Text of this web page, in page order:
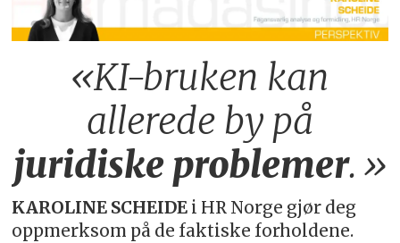
«KI-bruken kan
allerede by på
juridiske problemer.»
KAROLINE SCHEIDE i HR Norge gjør deg
oppmerksom på de faktiske forholdene.